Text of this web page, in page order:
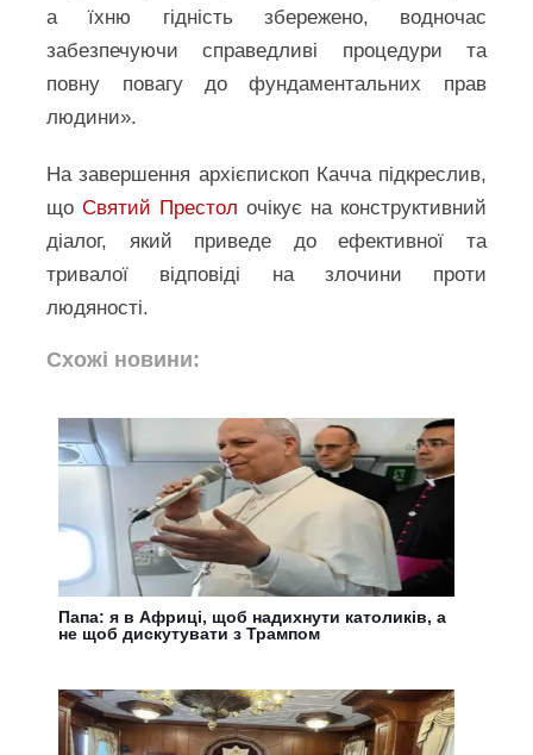
а їхню гідність збережено, водночас
забезпечуючи справедливі процедури та
повну повагу до фундаментальних прав
людини».
На завершення архієпископ Качча підкреслив,
щоСвятий Престол очікує на конструктивний
діалог, який приведе до ефективної та
тривалої відповіді на злочини проти
людяності.
Схожі новини:
Папа: я в Африці, щоб надихнути католиків, а
не щоб дискутувати з Трампом